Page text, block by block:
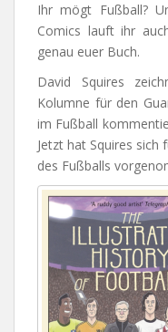
Ihr mögt Fußball?
Comics lauft ihr
genau euer Buch.
David Squires
Kolumne für den
im Fußball
Jetzt hat Squires sich
des Fußballs